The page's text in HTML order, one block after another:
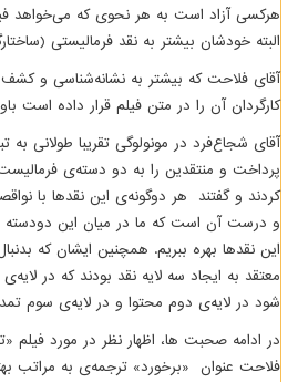
هرکسی آزاد است به هر نحوی که می‌خواهد
البته خودشان بیشتر به نقد فرمالیستی
آقای فلاحت که بیشتر به نشانه‌شناسی و
کارگردان آن را در متن فیلم قرار داده است
آقای شجاع‌فرد در مونولوگی تقریبا طولانی به
پرداخت و منتقدین را به دو دسته‌ی
کردند و گفتند هر دوگونه‌ی این نقدها با
و درست آن است که ما در میان این دودسته
این نقدها بهره ببریم. همچنین ایشان که
معتقد به ایجاد سه لایه نقد بودند که در
شود در لایه‌ی دوم محتوا و در لایه‌ی ‌سوم
در ادامه صحبت ها، اظهار نظر در مورد فیلم
فلاحت عنوان «برخورد» ترجمه‌ی به مراتب